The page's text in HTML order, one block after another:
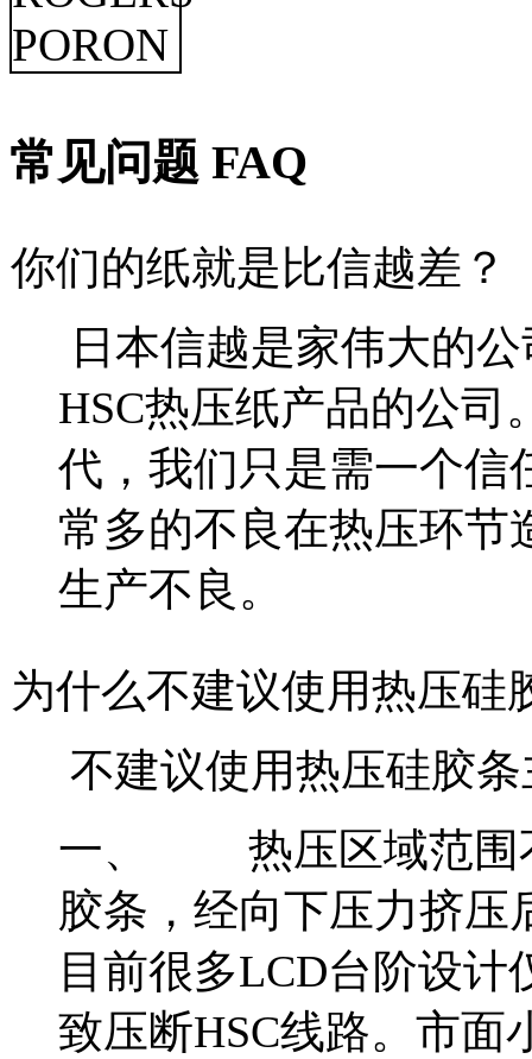
常见问题 FAQ
你们的纸就是比信越差？
日本信越是家伟大的
HSC热压纸产品的公司
代，我们只是需一个信
常多的不良在热压环节
生产不良。
为什么不建议使用热压硅
不建议使用热压硅胶
一、
热压区域范围
胶条，经向下压力挤压
目前很多LCD台阶设计
致压断HSC线路。市面